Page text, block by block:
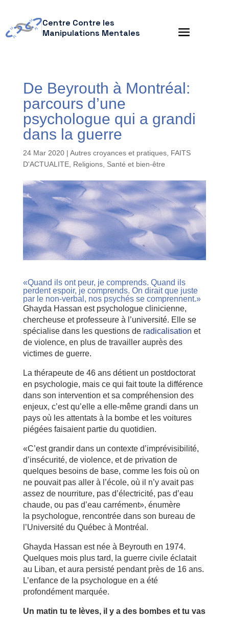
Centre Contre les
Manipulations Mentales
De Beyrouth à Montréal:
parcours d’une
psychologue qui a grandi
dans la guerre
24 Mar 2020| Autres croyances et pratiques, FAITS
D'ACTUALITE, Religions, Santé et bien-être
«Quand ils ont peur, je comprends. Quand ils
perdent espoir, je comprends. On dirait que juste
par le non-verbal, nos psychés se comprennent.»
Ghayda Hassan est psychologue clinicienne,
chercheuse et professeure à l’université. Elle se
spécialise dans les questions de radicalisation et
de violence, en plus de travailler auprès des
victimes de guerre.
La thérapeute de 46 ans détient un postdoctorat
en psychologie, mais ce qui fait toute la différence
dans son intervention et sa compréhension des
enjeux, c’est qu’elle a elle-même grandi dans un
pays où les attentats à la bombe et les voitures
piégées faisaient partie du quotidien.
«C’est grandir dans un contexte d’imprévisibilité,
d’insécurité, de violence, et de privation de
quelques besoins de base, comme les fois où on
ne pouvait pas aller à l’école, où il n’y avait pas
assez de nourriture, pas d’électricité, pas d’eau
chaude, ou pas d’eau carrément», énumère
la psychologue, rencontrée dans son bureau de
l’Université du Québec à Montréal.
Ghayda Hassan est née à Beyrouth en 1974.
Quelques mois plus tard, la guerre civile éclatait
au Liban, et aura persisté pendant près de 16 ans.
L’enfance de la psychologue en a été
profondément marquée.
Un matin tu te lèves, il y a des bombes et tu vas